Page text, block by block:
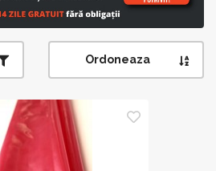
Ordoneaza